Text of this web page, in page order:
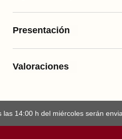
b
i
o
a
n
a
Presentación
Valoraciones
14:00 h del miércoles serán